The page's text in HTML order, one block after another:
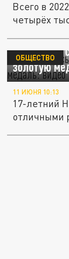
Всего в
четырёх
Младшему
золотую
ОБЩЕСТВО
11 ИЮНЯ 10:13
17-летний
отличными